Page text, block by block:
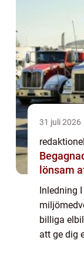
31 juli 2026
redaktionel
Begagnad lastbil så
lönsam
Inledning
billiga
att ge dig